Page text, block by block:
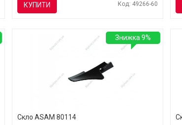
КУПИТИ Код: 49266-60
Скло ASAM 80114
Знижка 9%